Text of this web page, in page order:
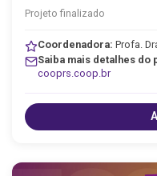
Projeto finalizado
Coordenadora: Profa.
Saiba mais detalhes
cooprs.coop.br